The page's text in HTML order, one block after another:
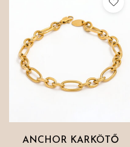
ANCHOR KARKÖTŐ